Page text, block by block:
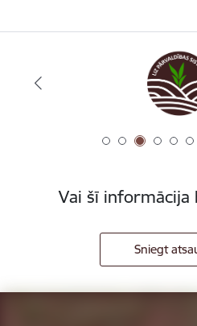
Vai šī informācija
Sniegt